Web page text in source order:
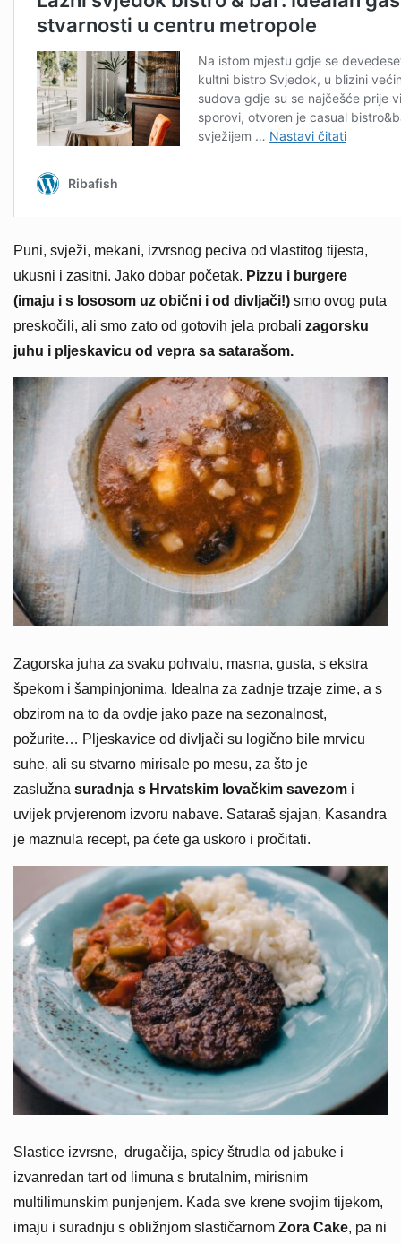
Puni, svježi, mekani, izvrsnog peciva od vlastitog tijesta,
ukusni i zasitni. Jako dobar početak. Pizzu i burgere
(imaju i s lososom uz obični i od divljači!) smo ovog puta
preskočili, ali smo zato od gotovih jela probali zagorsku
juhu i pljeskavicu od vepra sa satarašom.
Zagorska juha za svaku pohvalu, masna, gusta, s ekstra
špekom i šampinjonima. Idealna za zadnje trzaje zime, a s
obzirom na to da ovdje jako paze na sezonalnost,
požurite… Pljeskavice od divljači su logično bile mrvicu
suhe, ali su stvarno mirisale po mesu, za što je
zaslužna suradnja s Hrvatskim lovačkim savezom i
uvijek prvjerenom izvoru nabave. Sataraš sjajan, Kasandra
je maznula recept, pa ćete ga uskoro i pročitati.
Slastice izvrsne, drugačija, spicy štrudla od jabuke i
izvanredan tart od limuna s brutalnim, mirisnim
multilimunskim punjenjem. Kada sve krene svojim tijekom,
imaju i suradnju s obližnjom slastičarnom Zora Cake, pa ni